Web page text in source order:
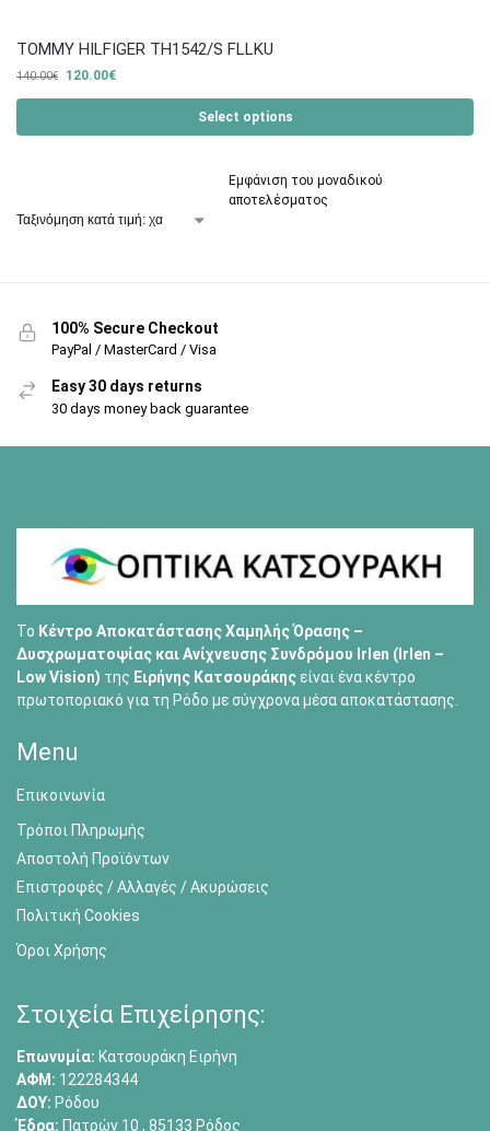
TOMMY HILFIGER TH1542/S FLLKU
140.00€ 120.00€
Select options
Εμφάνιση του μοναδικού
αποτελέσματος
100% Secure Checkout
PayPal / MasterCard / Visa
Easy 30 days returns
30 days money back guarantee
Το Κέντρο Αποκατάστασης Χαμηλής Όρασης –
Δυσχρωματοψίας και Ανίχνευσης Συνδρόμου Irlen (Irlen –
Low Vision) της Ειρήνης Κατσουράκηςείναι ένα κέντρο
πρωτοποριακό για τη Ρόδο με σύγχρονα μέσα αποκατάστασης.
Menu
Επικοινωνία
Τρόποι Πληρωμής
Αποστολή Προϊόντων
Επιστροφές / Αλλαγές / Ακυρώσεις
Πολιτική Cookies
Όροι Χρήσης
Στοιχεία Επιχείρησης:
Επωνυμία: Κατσουράκη Ειρήνη
ΑΦΜ: 122284344
ΔΟΥ: Ρόδου
Έδρα: Πατρών 10 , 85133 Ρόδος